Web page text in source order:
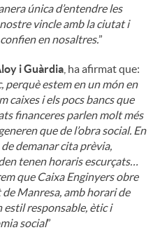
única d’entendre les
vincle amb la ciutat i
en nosaltres.”
i Guàrdia , ha afirmat que:
perquè estem en un món en
caixes i els pocs bancs que
financeres parlen molt més
que de l’obra social. En
demanar cita prèvia,
tenen horaris escurçats…
que Caixa Enginyers obre
Manresa, amb horari de
responsable, ètic i
social”